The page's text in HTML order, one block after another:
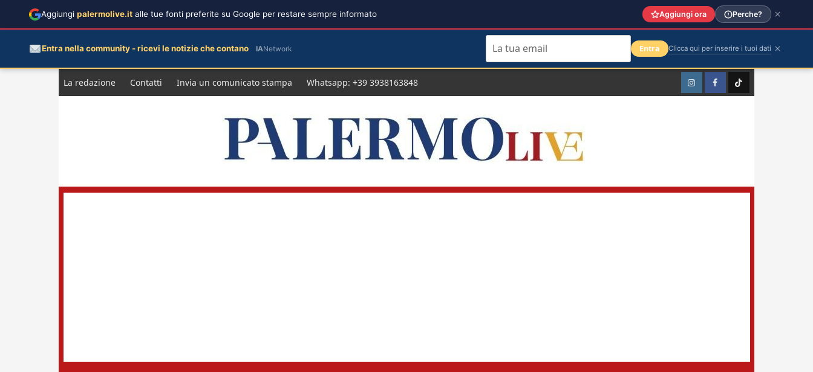
La redazione Contatti Invia un comunicato stampa Whatsapp: +39 3938163848 InstagramFacebookTikTok
Aggiungi palermolive.it alle tue fonti preferite su Google per restare sempre informato Aggiungi ora Perche?
Entra nella community - ricevi le notizie che contano IANetwork Entra Clicca qui per inserire i tuoi dati